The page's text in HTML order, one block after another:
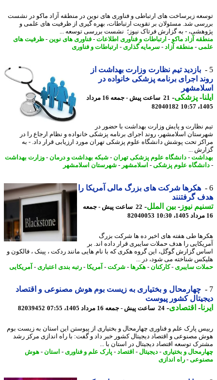
زیرساخت های ارتباطی و فناوری های نوین در منطقه آزاد ماکو در نشست
شد. مسئولان بر تقویت ارتباطات، بهره گیری از ظرفیت های علمی و
- به گزارش فرتاک نیوز؛ نشست بررسی توسعه ...
آزاد ماکو -ارتباطات و فناوری اطلاعات-فناوری های نوین -ظرفیت های
-منطقه آزاد - سرمایه گذاری- ارتباطات و فناوری
بازدید تیم نظارت وزارت بهداشت از
اجرای برنامه پزشکی خانواده در
-پزشکی-
21 ساعت پیش - جمعه 16 مرداد
82040182
نظارت و پایش وزارت بهداشت با حضور در
اسلامشهر، روند اجرای برنامه پزشکی خانواده و نظام ارجاع را در
تحت پوشش دانشگاه علوم پزشکی تهران مورد ارزیابی قرار داد. - به
...
-دانشگاه علوم پزشکی تهران- شبکه بهداشت و درمان -وزارت بهداشت
علوم پزشکی-اسلامشهر-شهرستان اسلامشهر
هکرها شرکت های بزرگ مالی آمریکا را
گرفتنند
نیوز-بین الملل-
22 ساعت پیش - جمعه
82040053
طی هفته های اخیر ده ها شرکت بزرگ
را هدف حملات سایبری قرار داده اند. بر
گزارش گوگل، این گروه هکری که با نام هایی مانند ردکت ، پینک ، فالکون و
شناخته می شود، در ...
سایبری- کارکنان-هکرها- شرکت-آمریکا- رتبه بندی اعتباری- آمریکایی
چهارمحال و بختیاری به زیست بوم هوش مصنوعی و اقتصاد
کشور پیوست
-اقتصادی-24 ساعت پیش - جمعه 16 مرداد 1405، 07:55 82039452
پارک علم و فناوری چهارمحال و بختیاری از پیوستن این استان به زیست بوم
مصنوعی و اقتصاد دیجیتال کشور خبر داد و گفت: با راه اندازی مرکز رشد
توسعه اقتصاد دیجیتال در استان با ...
و بختیاری- دیجیتال-اقتصاد-پارک علم و فناوری- استان-هوش
-راه اندازی